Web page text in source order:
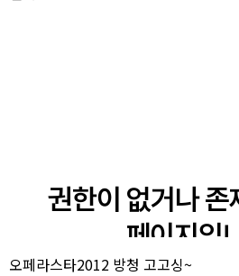
오페라스타2012 방청 고고싱~